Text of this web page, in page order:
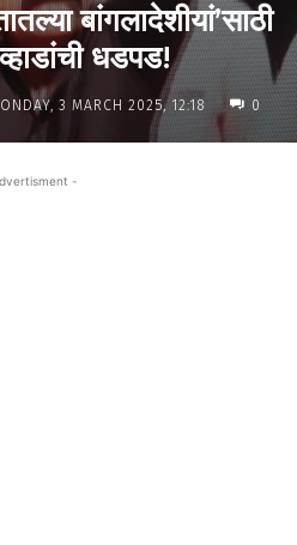
बांगलादेशीयां’साठी
धडपड!
3 MARCH 2025, 12:18 0
-